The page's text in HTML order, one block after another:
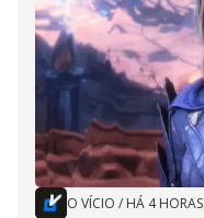
O VÍCIO / HÁ 4 HORAS